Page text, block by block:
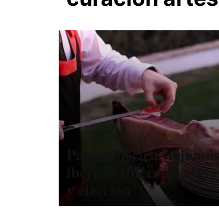
Paleta ibérica vs
ibérico: diferencias
y elección